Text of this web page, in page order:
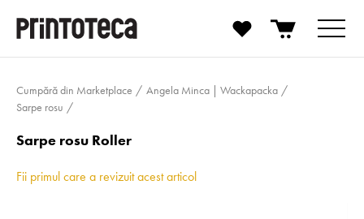
Cumpără din Marketplace
Angela Minca | Wackapacka
Sarpe rosu
Sarpe rosu Roller
Fii primul care a revizuit acest articol